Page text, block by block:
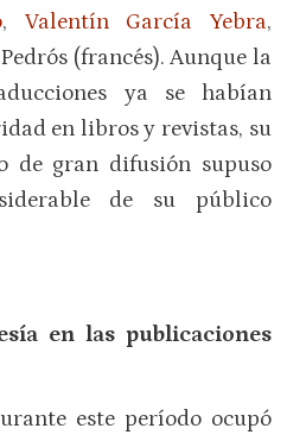
, Valentín García Yebra,
(francés). Aunque la
ya se habían
en libros y revistas, su
de gran difusión supuso
de su público
en las publicaciones
este período ocupó